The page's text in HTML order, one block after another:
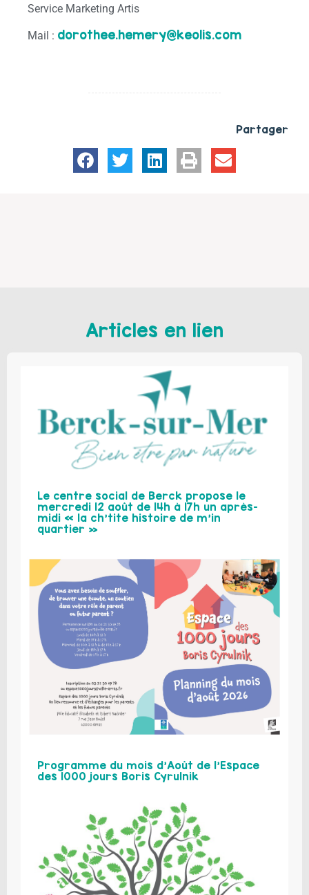
Service Marketing Artis
Mail : dorothee.hemery@keolis.com
Partager
Articles en lien
Le centre social de Berck propose le
mercredi 12 août de 14h à 17h un après-
midi « la ch’tite histoire de m’in
quartier »
Programme du mois d’Août de l’Espace
des 1000 jours Boris Cyrulnik